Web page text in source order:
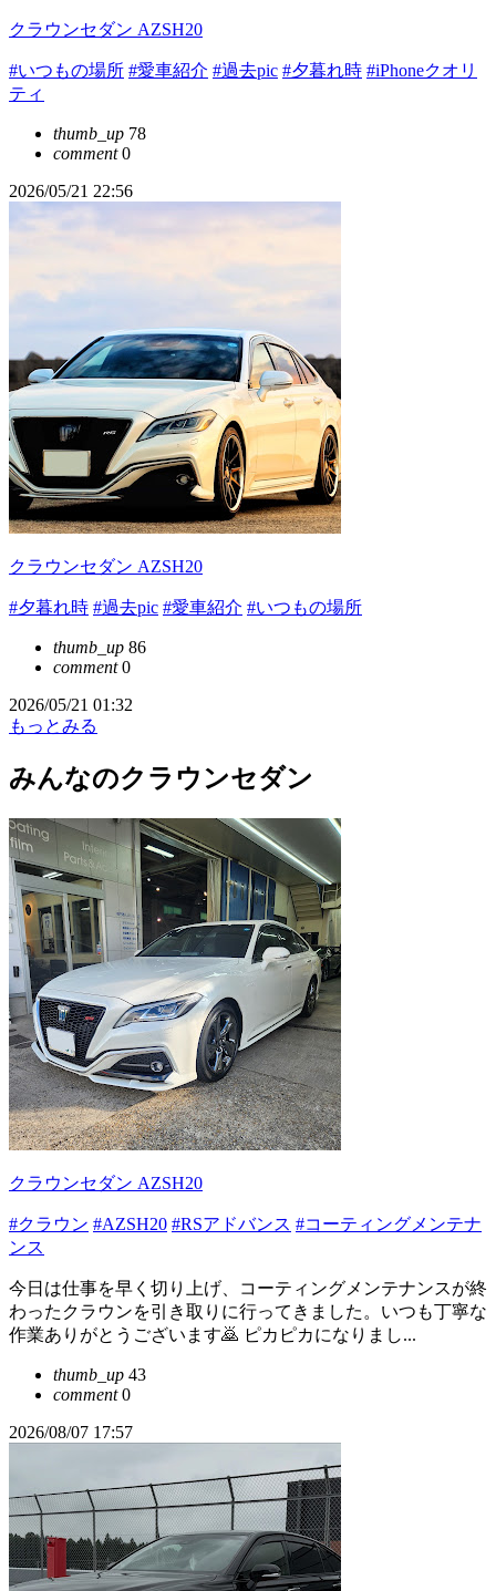
クラウンセダン AZSH20
#いつもの場所 #愛車紹介 #過去pic #夕暮れ時 #iPhoneクオリ
ティ
thumb_up 78
comment0
2026/05/21 22:56
クラウンセダン AZSH20
#夕暮れ時 #過去pic #愛車紹介 #いつもの場所
thumb_up 86
comment0
2026/05/21 01:32
もっとみる
みんなのクラウンセダン
クラウンセダン AZSH20
#クラウン #AZSH20 #RSアドバンス #コーティングメンテナ
ンス
今日は仕事を早く切り上げ、コーティングメンテナンスが終
わったクラウンを引き取りに行ってきました。いつも丁寧な
作業ありがとうございます🙇 ピカピカになりまし...
thumb_up 43
comment0
2026/08/07 17:57